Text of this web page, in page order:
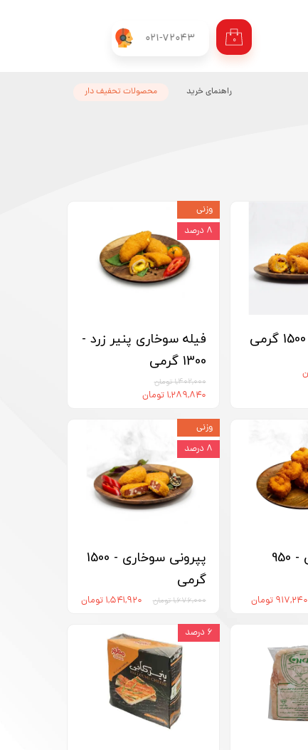
021-72043 ۰
محصولات تحفیف دار راهنمای خرید
فیله سوخاری پنیر زرد -
1300 گرمی
۱,۴۰۲,۰۰۰ تومان
۱,۲۸۹,۸۴۰ تومان
وزنی
۸ درصد
جوجه چینی - 950
۹۱۷,۲۴۰ تومان
پپرونی سوخاری - 1500
گرمی
۱,۶۷۶,۰۰۰ تومان ۱,۵۴۱,۹۲۰ تومان
وزنی
۸ درصد
۶ درصد